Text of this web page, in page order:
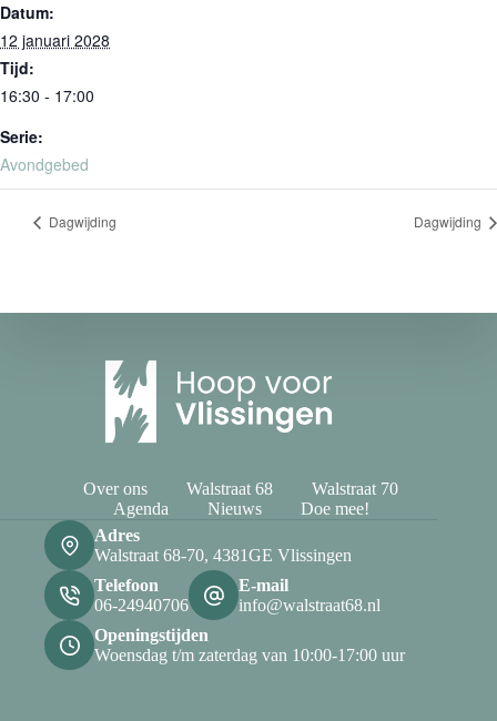
Datum:
12 januari 2028
Tijd:
16:30 - 17:00
Serie:
Avondgebed
Dagwijding Dagwijding
Over ons Walstraat 68
Walstraat 70
Agenda
Nieuws
Doe mee!
Adres
Walstraat 68-70, 4381GE Vlissingen
Telefoon
06-24940706
E-mail
info@walstraat68.nl
Openingstijden
Woensdag t/m zaterdag van 10:00-17:00 uur